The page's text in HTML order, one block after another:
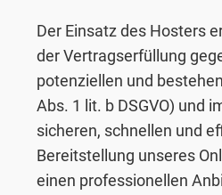
Der Einsatz des Hosters
der Vertragserfüllung
potenziellen und
Abs. 1 lit. b DSGVO) und
sicheren, schnellen und
Bereitstellung unseres
einen professionellen